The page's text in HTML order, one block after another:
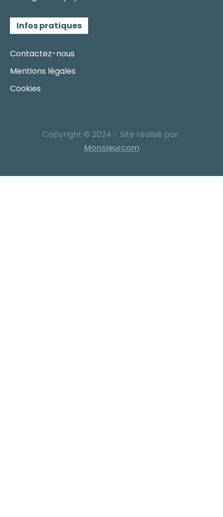
Infos pratiques
Contactez-nous
Mentions légales
Cookies
Copyright © 2024 - Site réalisé par
Monsieurcom